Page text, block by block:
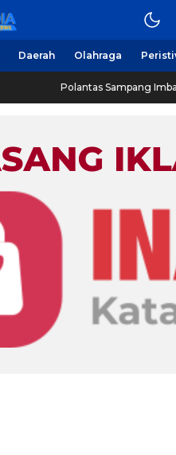
Daerah Olahraga
Polantas Sampang Imbau Latihan